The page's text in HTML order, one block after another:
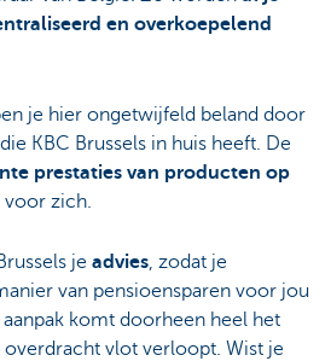
en overkoepelend
je hier ongetwijfeld beland door
KBC Brussels in huis heeft. De
prestaties van producten op
zich.
je advies, zodat je
van pensioensparen voor jou
komt doorheen heel het
vlot verloopt. Wist je